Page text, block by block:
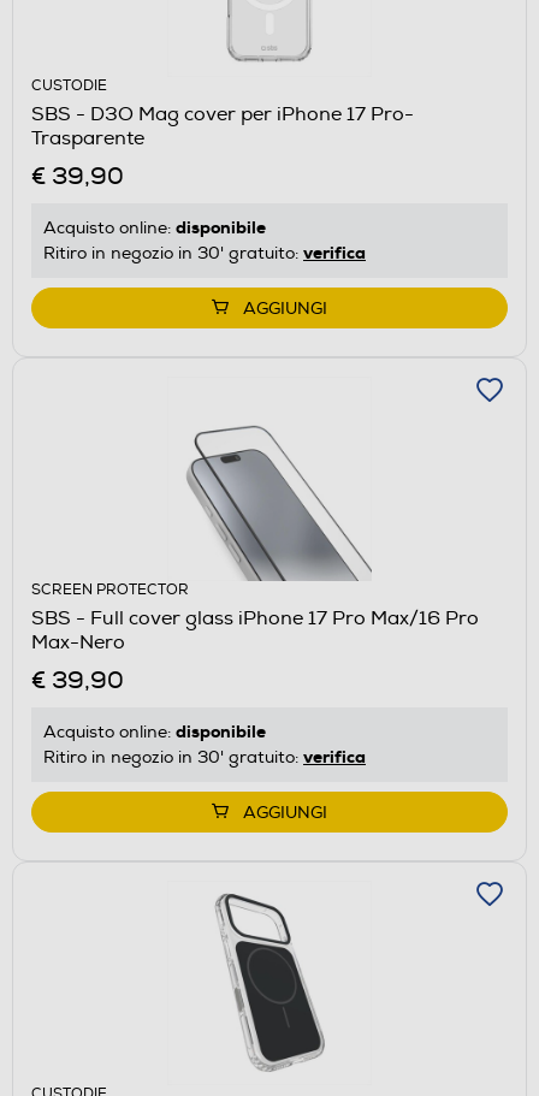
CUSTODIE
SBS - D3O Mag cover per iPhone 17 Pro-
Trasparente
€ 39,90
Acquisto online: disponibile
Ritiro in negozio in 30' gratuito: verifica
AGGIUNGI
SCREEN PROTECTOR
SBS - Full cover glass iPhone 17 Pro Max/16 Pro
Max-Nero
€ 39,90
Acquisto online: disponibile
Ritiro in negozio in 30' gratuito: verifica
AGGIUNGI